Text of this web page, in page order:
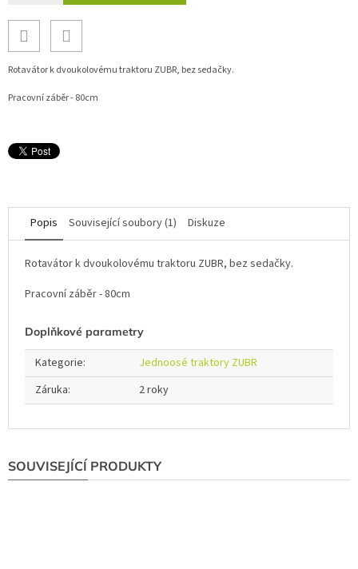
Rotavátor k dvoukolovému traktoru ZUBR, bez sedačky.
Pracovní záběr - 80cm
Popis Související soubory (1) Diskuze
Rotavátor k dvoukolovému traktoru ZUBR, bez sedačky.
Pracovní záběr - 80cm
Doplňkové parametry
Kategorie:
Jednoosé traktory ZUBR
Záruka: 2 roky
SOUVISEJÍCÍ PRODUKTY